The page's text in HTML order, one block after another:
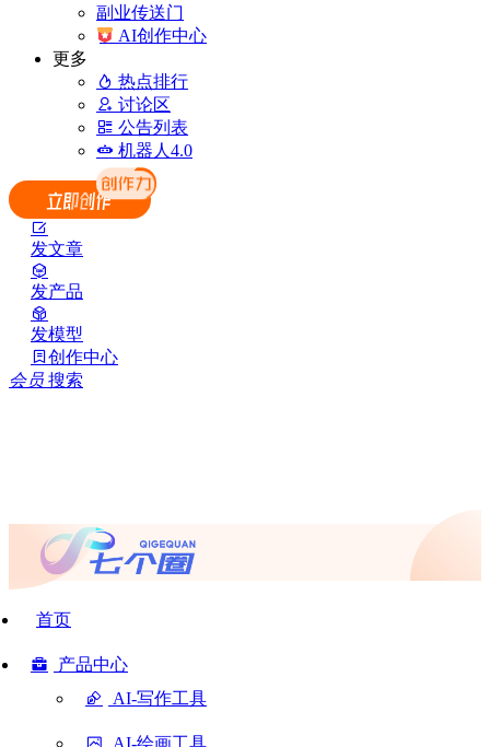
副业传送门
AI创作中心
更多
热点排行
讨论区
公告列表
机器人4.0
发文章
发产品
发模型
创作中心
会员 搜索
首页
产品中心
AI-写作工具
AI-绘画工具